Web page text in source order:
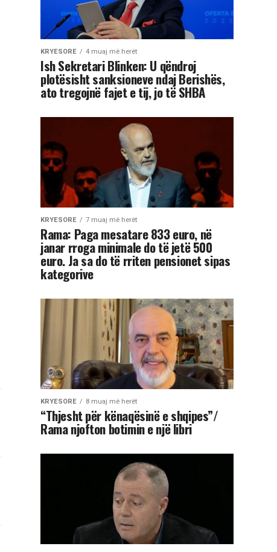
KRYESORE 4 muaj më herët
Ish Sekretari Blinken: U qëndroj
plotësisht sanksioneve ndaj Berishës,
ato tregojnë fajet e tij, jo të SHBA
KRYESORE 7 muaj më herët
Rama: Paga mesatare 833 euro, në
janar rroga minimale do të jetë 500
euro. Ja sa do të rriten pensionet sipas
kategorive
KRYESORE 8 muaj më herët
“Thjesht për kënaqësinë e shqipes”/
Rama njofton botimin e një libri